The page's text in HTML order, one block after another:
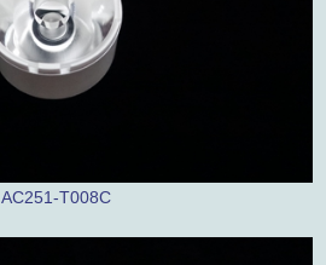
AC251-T008C